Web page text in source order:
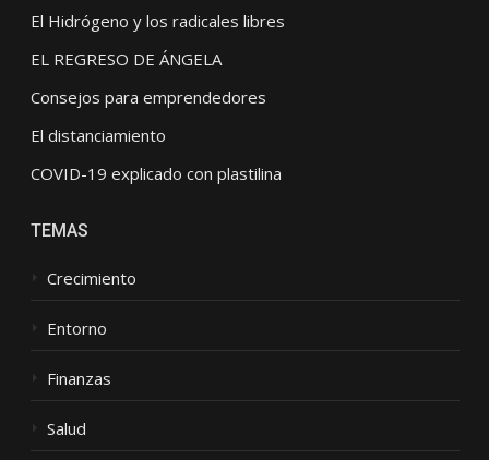
El Hidrógeno y los radicales libres
EL REGRESO DE ÁNGELA
Consejos para emprendedores
El distanciamiento
COVID-19 explicado con plastilina
TEMAS
Crecimiento
Entorno
Finanzas
Salud